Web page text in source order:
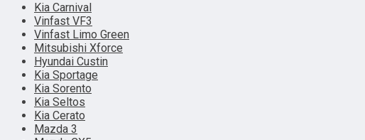
Kia Carnival
Vinfast VF3
Vinfast Limo Green
Mitsubishi Xforce
Hyundai Custin
Kia Sportage
Kia Sorento
Kia Seltos
Kia Cerato
Mazda 3